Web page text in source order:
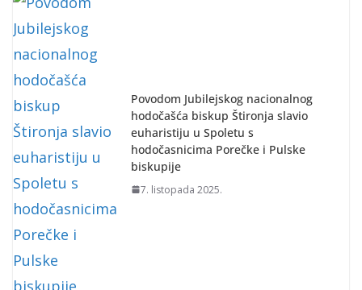
Povodom Jubilejskog nacionalnog
hodočašća biskup Štironja slavio
euharistiju u Spoletu s
hodočasnicima Porečke i Pulske
biskupije
7. listopada 2025.